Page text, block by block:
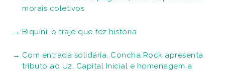
morais coletivos
Biquíni: o traje que fez história
Com entrada solidária, Concha Rock apresenta
tributo ao U2, Capital Inicial e homenagem a